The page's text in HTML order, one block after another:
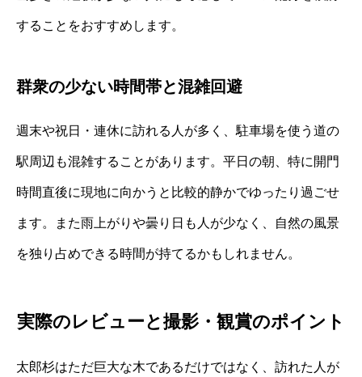
することをおすすめします。
群衆の少ない時間帯と混雑回避
週末や祝日・連休に訪れる人が多く、駐車場を使う道の
駅周辺も混雑することがあります。平日の朝、特に開門
時間直後に現地に向かうと比較的静かでゆったり過ごせ
ます。また雨上がりや曇り日も人が少なく、自然の風景
を独り占めできる時間が持てるかもしれません。
実際のレビューと撮影・観賞のポイント
太郎杉はただ巨大な木であるだけではなく、訪れた人が